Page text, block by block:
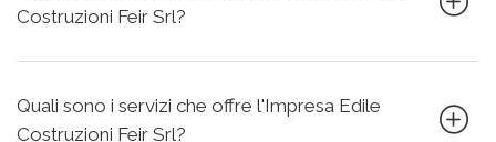
Costruzioni Feir Srl?
Quali sono i servizi che offre l'Impresa Edile
Costruzioni Feir Srl?